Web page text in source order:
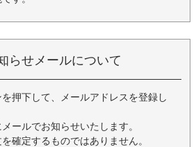
らせメールについて
押下して、メールアドレスを登録し
ールでお知らせいたします。
確定するものではありません。